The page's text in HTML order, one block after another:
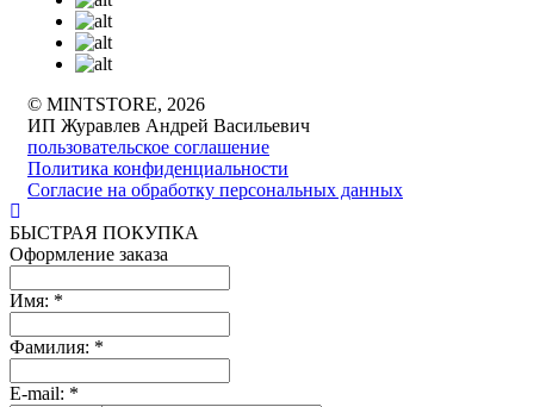
© MINTSTORE, 2026
ИП Журавлев Андрей Васильевич
пользовательское соглашение
Политика конфиденциальности
Согласие на обработку персональных данных
БЫСТРАЯ ПОКУПКА
Оформление заказа
Имя: *
Фамилия: *
E-mail: *